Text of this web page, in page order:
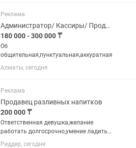
до 22.00 часов. Две недели...
Реклама
Администратор/ Кассиры/ Продавец-консультанты
180 000 - 300 000 ₸
Об
общительная,пунктуальная,аккуратная
Алматы, сегодня
Реклама
Продавец разливных напитков
200 000 ₸
Ответственная девушка,желание
работать долгосрочно,умение ладить в
коллективе,пунктуальность
Риддер, сегодня